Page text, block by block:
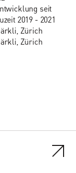
seit
2019 - 2021
Zürich
Zürich